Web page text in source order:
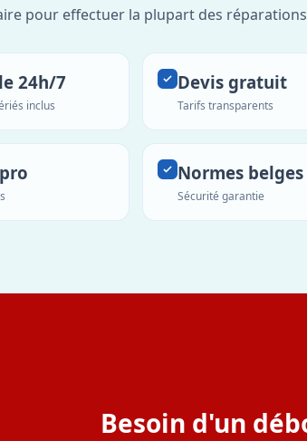
pour effectuer la plupart des
24h/7
inclus
Devis gratuit
Tarifs transparents
Normes belges
Sécurité garantie
Besoin d'un